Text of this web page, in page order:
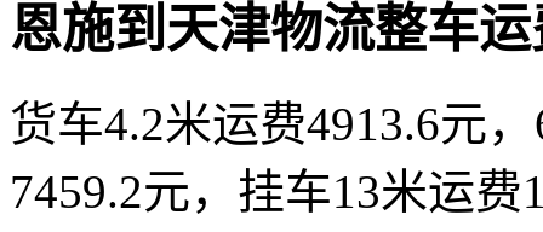
恩施到天津物流整车
货车4.2米运费4913.6元
7459.2元，挂车13米运费